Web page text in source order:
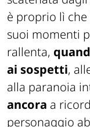
è proprio lì che
suoi momenti
rallenta,
ai sospetti,
alla paranoia
ancora a
personaggio